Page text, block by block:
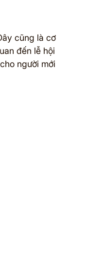
cũng là cơ
đến lễ hội
người mới